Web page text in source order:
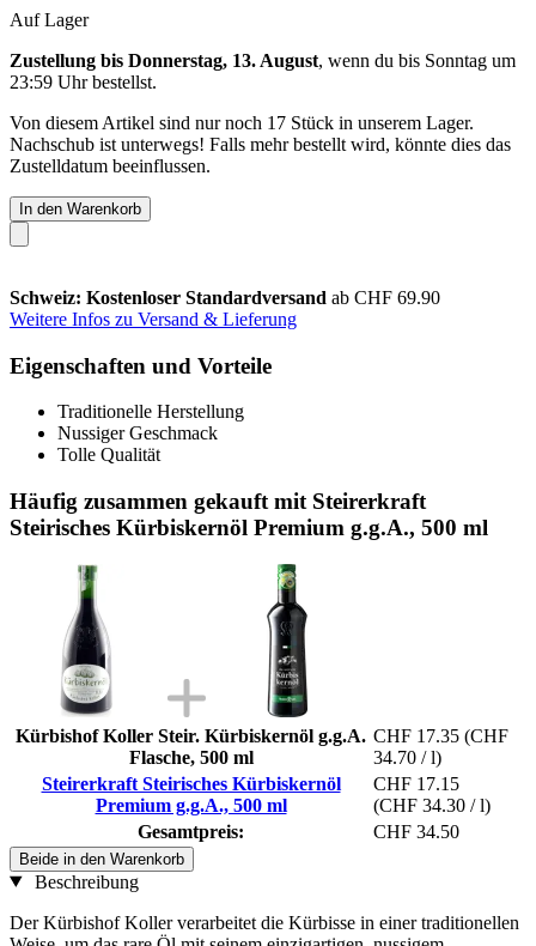
Auf Lager
Zustellung bis Donnerstag, 13. August, wenn du bis Sonntag um
23:59 Uhrbestellst.
Von diesem Artikel sind nur noch 17 Stück in unserem Lager.
Nachschub ist unterwegs! Falls mehr bestellt wird, könnte dies das
Zustelldatum beeinflussen.
In den Warenkorb
Schweiz: Kostenloser Standardversand ab CHF 69.90
Weitere Infos zu Versand & Lieferung
Eigenschaften und Vorteile
Traditionelle Herstellung
Nussiger Geschmack
Tolle Qualität
Häufig zusammen gekauft mit Steirerkraft
Steirisches Kürbiskernöl Premium g.g.A., 500 ml
Kürbishof Koller Steir. Kürbiskernöl g.g.A.
Flasche, 500 ml
CHF 17.35 (CHF
34.70 / l)
Steirerkraft Steirisches Kürbiskernöl
Premium g.g.A., 500 ml
CHF 17.15
(CHF 34.30 / l)
Gesamtpreis:
CHF 34.50
Beide in den Warenkorb
Beschreibung
Der Kürbishof Koller verarbeitet die Kürbisse in einer traditionellen